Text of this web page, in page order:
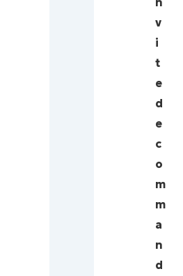
v
i
t
e
d
e
c
o
m
m
a
n
d